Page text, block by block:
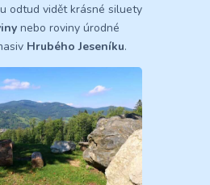
odtud vidět krásné siluety
nebo roviny úrodné
Hrubého Jeseníku.